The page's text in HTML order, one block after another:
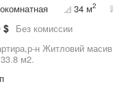
34 м2
$ Без комиссии
Житловий масив вул.Будівельників 32.(4поверх)загальна
м2.